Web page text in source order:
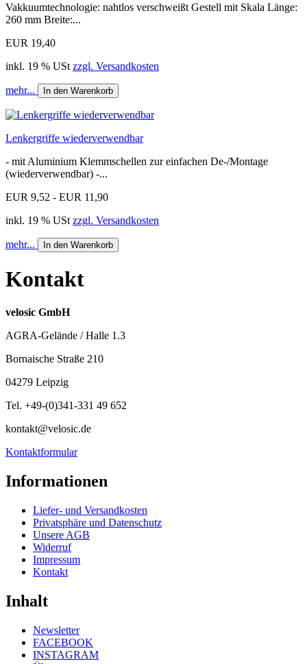
Vakkuumtechnologie: nahtlos verschweißt Gestell mit Skala Länge:
260 mm Breite:...
EUR 19,40
inkl. 19 % USt zzgl. Versandkosten
mehr... In den Warenkorb
Lenkergriffe wiederverwendbar
- mit Aluminium Klemmschellen zur einfachen De-/Montage
(wiederverwendbar) -...
EUR 9,52 - EUR 11,90
inkl. 19 % USt zzgl. Versandkosten
mehr... In den Warenkorb
Kontakt
velosic GmbH
AGRA-Gelände / Halle 1.3
Bornaische Straße 210
04279 Leipzig
Tel. +49-(0)341-331 49 652
kontakt@velosic.de
Kontaktformular
Informationen
Liefer- und Versandkosten
Privatsphäre und Datenschutz
Unsere AGB
Widerruf
Impressum
Kontakt
Inhalt
Newsletter
FACEBOOK
INSTAGRAM